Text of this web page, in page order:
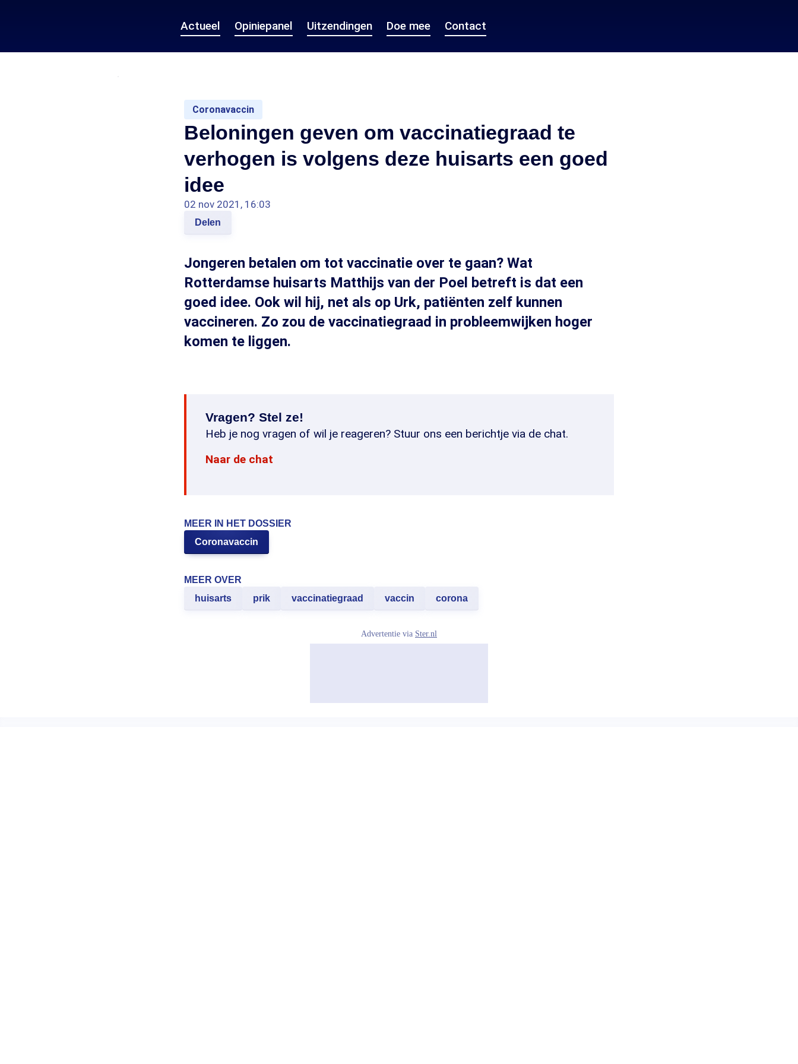
Actueel Opiniepanel Uitzendingen Doe mee Contact
Coronavaccin
Beloningen geven om vaccinatiegraad te
verhogen is volgens deze huisarts een goed
idee
02 nov 2021, 16:03
Delen
Jongeren betalen om tot vaccinatie over te gaan? Wat
Rotterdamse huisarts Matthijs van der Poel betreft is dat een
goed idee. Ook wil hij, net als op Urk, patiënten zelf kunnen
vaccineren. Zo zou de vaccinatiegraad in probleemwijken hoger
komen te liggen.
Vragen? Stel ze!
Heb je nog vragen of wil je reageren? Stuur ons een berichtje via de chat.
Naar de chat
MEER IN HET DOSSIER
Coronavaccin
MEER OVER
huisarts
prik vaccinatiegraad vaccin corona
Advertentie via Ster.nl